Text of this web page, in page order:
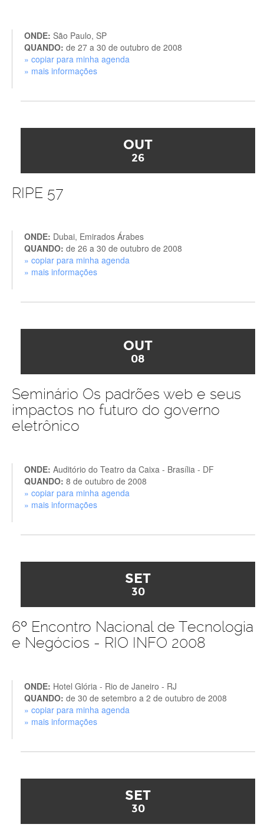
ONDE: São Paulo, SP
QUANDO: de 27 a 30 de outubro de 2008
» copiar para minha agenda
» mais informações
OUT
26
RIPE 57
ONDE: Dubai, Emirados Árabes
QUANDO: de 26 a 30 de outubro de 2008
» copiar para minha agenda
» mais informações
OUT
08
Seminário Os padrões web e seus
impactos no futuro do governo
eletrônico
ONDE: Auditório do Teatro da Caixa - Brasília - DF
QUANDO: 8 de outubro de 2008
» copiar para minha agenda
» mais informações
SET
30
6º Encontro Nacional de Tecnologia
e Negócios - RIO INFO 2008
ONDE: Hotel Glória - Rio de Janeiro - RJ
QUANDO: de 30 de setembro a 2 de outubro de 2008
» copiar para minha agenda
» mais informações
SET
30